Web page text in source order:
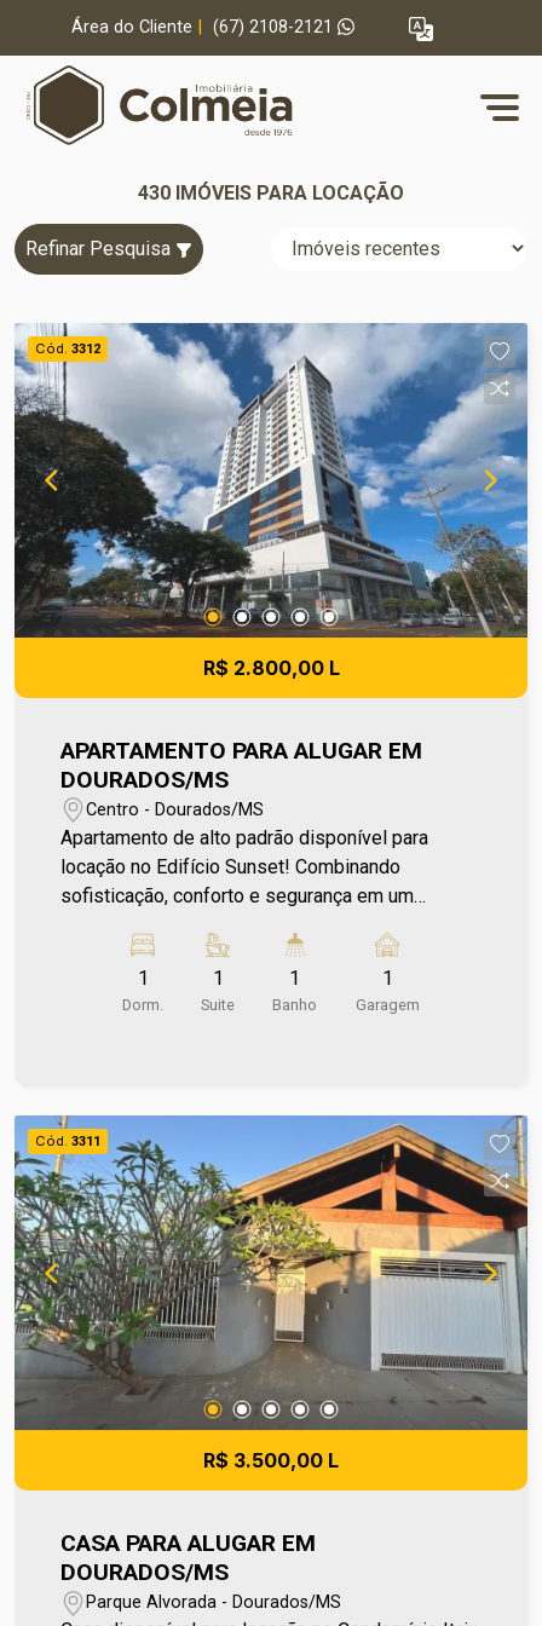
Área do Cliente (67) 2108-2121
430 IMÓVEIS PARA LOCAÇÃO
Refinar Pesquisa
Cód. 3312
R$ 2.800,00 L
APARTAMENTO PARA ALUGAR EM
DOURADOS/MS
Centro - Dourados/MS
Apartamento de alto padrão disponível para
locação no Edifício Sunset! Combinando
sofisticação, conforto e segurança em um
inteiramente mobiliado, pronto para te receber
com conforto imediato, contando com móveis
planejados de excelente qualidade,
do Edifício Sunset, que oferece portaria 24h,
além de áreas comuns planejadas para o lazer e
bem-estar, como academia, piscina e salão de
festas. Está situado em uma localização
privilegiada, conectando aos principais pontos da
cidade. Uma excelente escolha para viver com
estilo e exclusividade! Entre em contato e
agende sua visita no número (67) 2108-2121. Os
valores de IPTU e Condomínio poderão sofrer
reajustes de valores sem aviso prévio, pois são
de responsabilidade da administradora do
condomínio e prefeitura municipal. A metragem
informada é aproximada e pode apresentar
1
Dorm.
1
Suite
1
Banho
1
Garagem
Cód. 3311
R$ 3.500,00 L
CASA PARA ALUGAR EM
DOURADOS/MS
Parque Alvorada - Dourados/MS